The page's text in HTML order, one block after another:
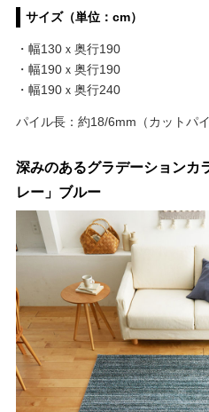
サイズ（単位：cm）
・幅130ｘ奥行190
・幅190ｘ奥行190
・幅190ｘ奥行240
パイル長：約18/6mm（カットパイ
深みのあるグラデーションカ
レー」ブルー